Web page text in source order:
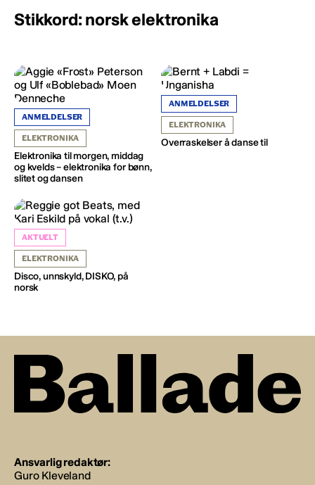
Stikkord: norsk elektronika
ANMELDELSER
ELEKTRONIKA
Elektronika til morgen, middag
og kvelds – elektronika for bønn,
slitet og dansen
ANMELDELSER
ELEKTRONIKA
Overraskelser å danse til
AKTUELT
ELEKTRONIKA
Disco, unnskyld, DISKO, på
norsk
Ansvarlig redaktør:
Guro Kleveland